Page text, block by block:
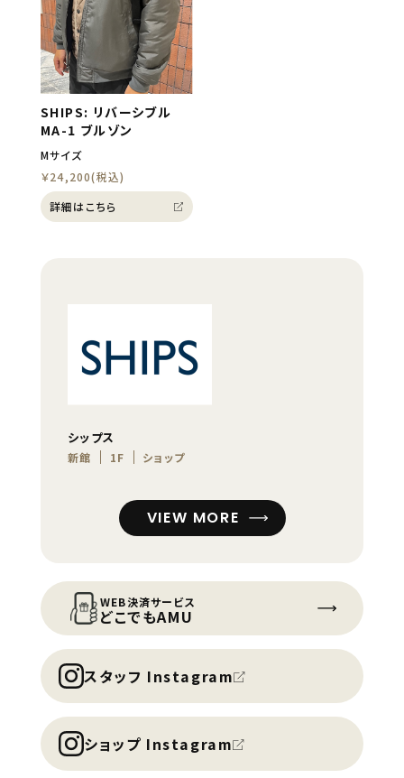
SHIPS: リバーシブル
MA-1 ブルゾン
Mサイズ
￥24,200(税込)
詳細はこちら
シップス
新館 1F ショップ
VIEW MORE
WEB決済サービス
どこでもAMU
スタッフ Instagram
ショップ Instagram